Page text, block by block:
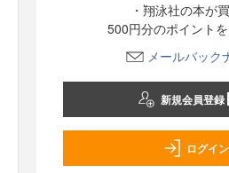
・翔泳社の本が
500円分のポイント
メールバック
新規会員登録
ログイン